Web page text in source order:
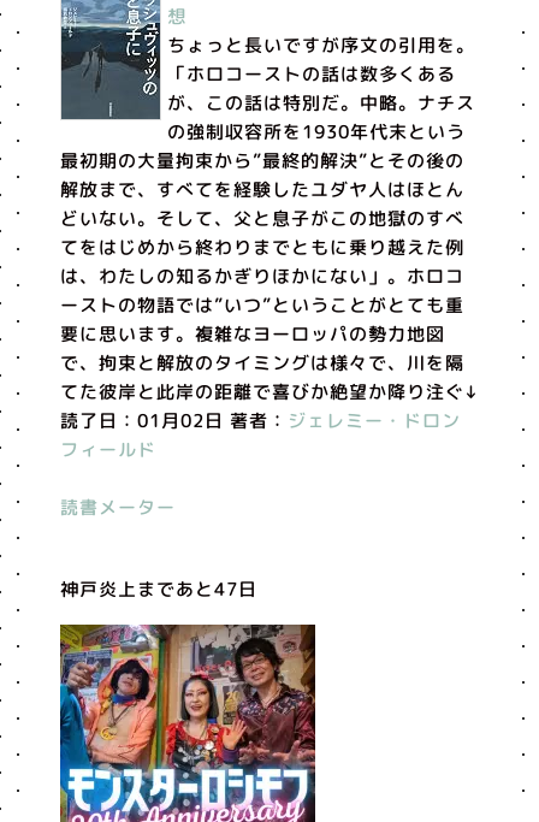
想
ちょっと長いですが序文の引用を。
「ホロコーストの話は数多くある
が、この話は特別だ。中略。ナチス
の強制収容所を1930年代末という
最初期の大量拘束から”最終的解決”とその後の
解放まで、すべてを経験したユダヤ人はほとん
どいない。そして、父と息子がこの地獄のすべ
てをはじめから終わりまでともに乗り越えた例
は、わたしの知るかぎりほかにない」。ホロコ
ーストの物語では”いつ”ということがとても重
要に思います。複雑なヨーロッパの勢力地図
で、拘束と解放のタイミングは様々で、川を隔
てた彼岸と此岸の距離で喜びか絶望か降り注ぐ↓
読了日：01月02日 著者： ジェレミー・ドロン
フィールド
読書メーター
神戸炎上まであと47日